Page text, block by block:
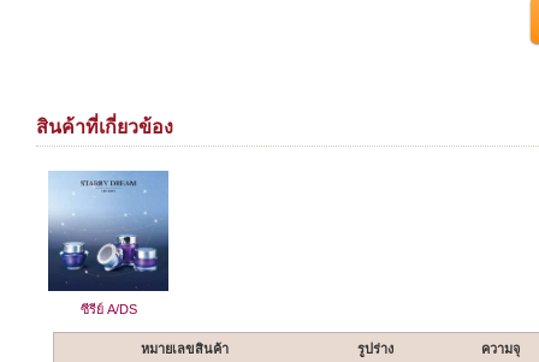
สินค้าที่เกี่ยวข้อง
ซีรีย์ A/DS
หมายเลขสินค้า รูปร่าง ความจุ